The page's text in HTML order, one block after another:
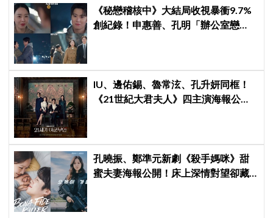
《秘戀稽核中》大結局收視暴衝9.7%
創紀錄！申惠善、孔明「辦公室戀
IU、邊佑錫、魯常泫、孔升妍同框！
《21世紀大君夫人》四主演海報公
孔曉振、鄭準元新劇《殺手媽咪》甜
蜜夫妻海報公開！床上深情對望卻藏